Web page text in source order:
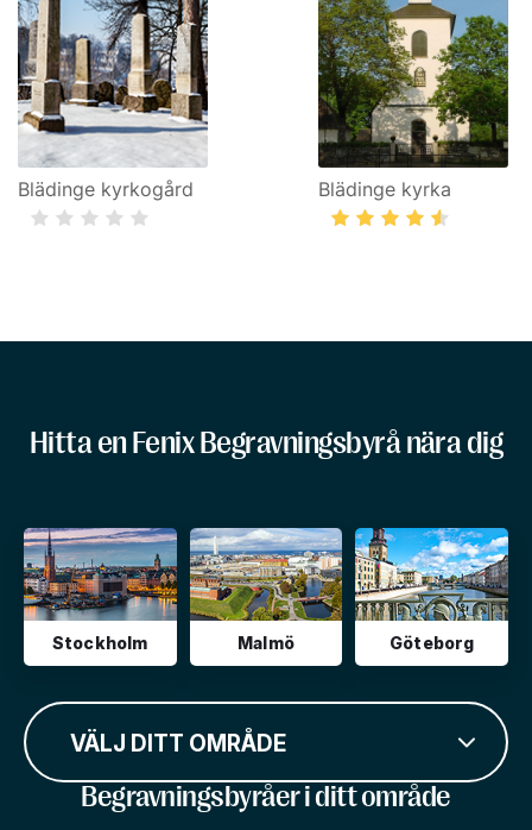
Blädinge kyrkogård Blädinge kyrka
Hitta en Fenix Begravningsbyrå nära dig
Stockholm Malmö Göteborg
VÄLJ DITT OMRÅDE
Begravningsbyråer i ditt område